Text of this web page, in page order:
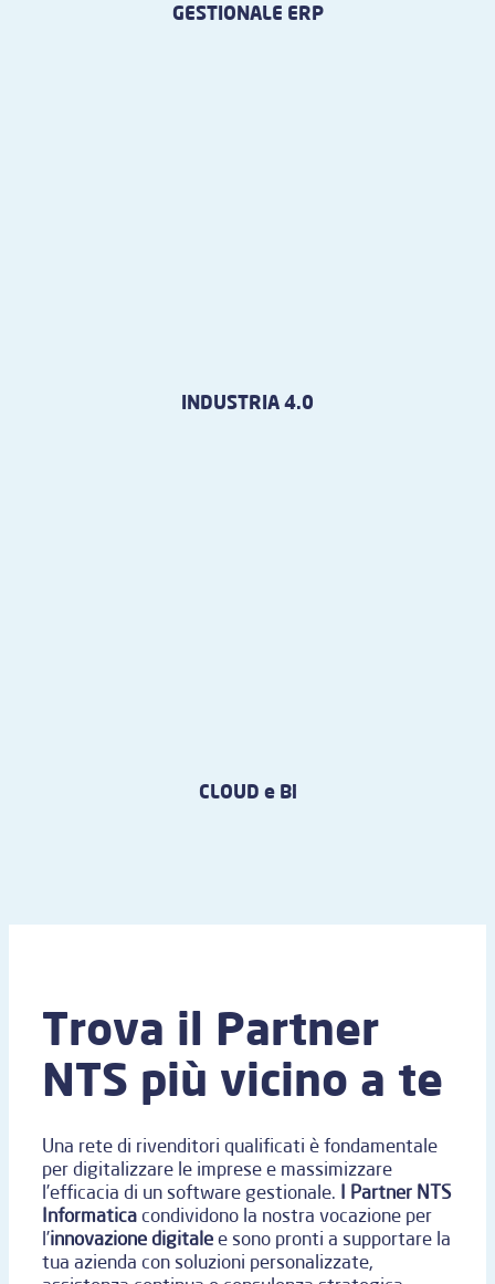
GESTIONALE ERP
INDUSTRIA 4.0
CLOUD e Bi
Trova il Partner
NTS più vicino a te
Una rete di rivenditori qualificati è fondamentale
per digitalizzare le imprese e massimizzare
l’efficacia di un software gestionale. I Partner NTS
Informaticacondividono la nostra vocazione per
l’innovazione digitalee sono pronti a supportare la
tua azienda con soluzioni personalizzate,